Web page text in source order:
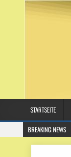
STARTSEITE
BREAKING NEWS